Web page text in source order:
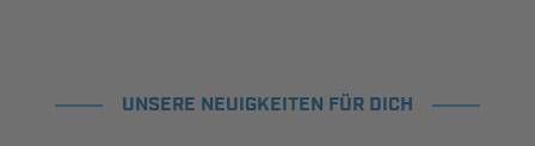
UNSERE NEUIGKEITEN FÜR DICH